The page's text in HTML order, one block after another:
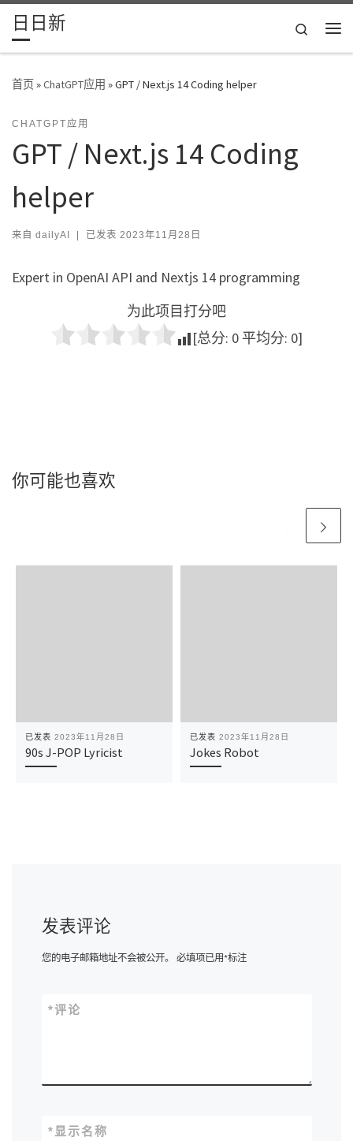
Skip to content
日日新
Search
首页»ChatGPT应用 »GPT / Next.js 14 Coding helper
CHATGPT应用
GPT / Next.js 14 Coding
helper
来自 dailyAI | 已发表 2023年11月28日
Expert in OpenAI API and Nextjs 14 programming
为此项目打分吧
[总分: 0 平均分: 0]
你可能也喜欢
已发表 2023年11月28日
90s J-POP Lyricist
已发表 2023年11月28日
Jokes Robot
发表评论
您的电子邮箱地址不会被公开。 必填项已用*标注
评论
*
显示名称
*